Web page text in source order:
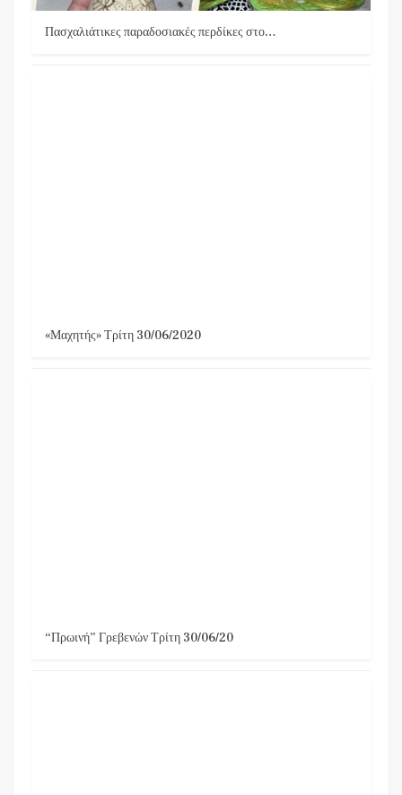
Πασχαλιάτικες παραδοσιακές περδίκες στο…
«Μαχητής» Τρίτη 30/06/2020
“Πρωινή” Γρεβενών Τρίτη 30/06/20